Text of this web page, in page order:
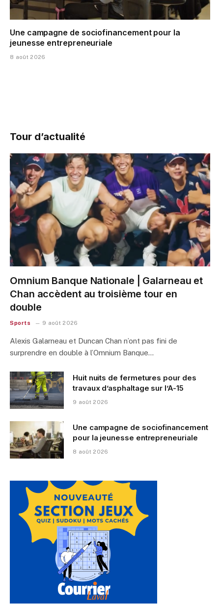
Une campagne de sociofinancement pour la
jeunesse entrepreneuriale
8 août 2026
Tour d’actualité
Omnium Banque Nationale | Galarneau et
Chan accèdent au troisième tour en
double
Sports 9 août 2026
Alexis Galarneau et Duncan Chan n’ont pas fini de
surprendre en double à l’Omnium Banque…
Huit nuits de fermetures pour des
travaux d’asphaltage sur l’A-15
9 août 2026
Une campagne de sociofinancement
pour la jeunesse entrepreneuriale
8 août 2026